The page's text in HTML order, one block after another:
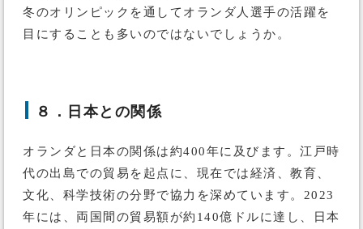
冬のオリンピックを通してオランダ人選手の活躍を
目にすることも多いのではないでしょうか。
８．日本との関係
オランダと日本の関係は約400年に及びます。江戸時
代の出島での貿易を起点に、現在では経済、教育、
文化、科学技術の分野で協力を深めています。2023
年には、両国間の貿易額が約140億ドルに達し、日本